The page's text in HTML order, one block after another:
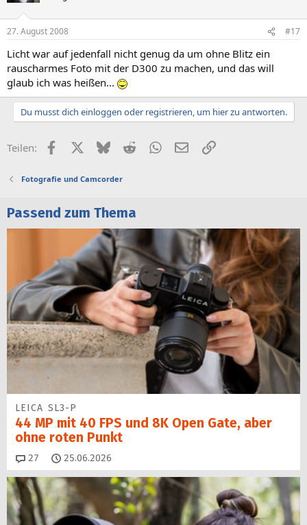
27. August 2008 #17
Licht war auf jedenfall nicht genug da um ohne Blitz ein
rauscharmes Foto mit der D300 zu machen, und das will
glaub ich was heißen...
Du musst dich einloggen oder registrieren, um hier zu antworten.
Teilen: FacebookX (Twitter)
BlueskyRedditWhatsApp
E-MailLink
Fotografie und Camcorder
Passend zum Thema
LEICA SL3-P
44 MP mit 40 FPS und 8K Open Gate, aber
ohne roten Punkt
27 Kommentare
25.06.2026